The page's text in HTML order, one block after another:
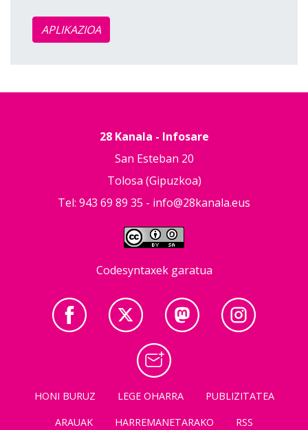
APLIKAZIOA
28 Kanala - Infosare
San Esteban 20
Tolosa (Gipuzkoa)
Tel: 943 69 89 35 - info@28kanala.eus
Codesyntaxek garatua
HONI BURUZ LEGE OHARRA
PUBLIZITATEA
ARAUAK
HARREMANETARAKO RSS